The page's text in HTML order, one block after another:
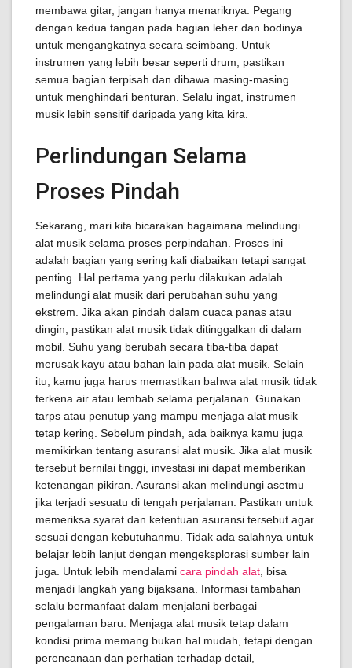
membawa gitar, jangan hanya menariknya. Pegang
dengan kedua tangan pada bagian leher dan bodinya
untuk mengangkatnya secara seimbang. Untuk
instrumen yang lebih besar seperti drum, pastikan
semua bagian terpisah dan dibawa masing-masing
untuk menghindari benturan. Selalu ingat, instrumen
musik lebih sensitif daripada yang kita kira.
Perlindungan Selama
Proses Pindah
Sekarang, mari kita bicarakan bagaimana melindungi
alat musik selama proses perpindahan. Proses ini
adalah bagian yang sering kali diabaikan tetapi sangat
penting. Hal pertama yang perlu dilakukan adalah
melindungi alat musik dari perubahan suhu yang
ekstrem. Jika akan pindah dalam cuaca panas atau
dingin, pastikan alat musik tidak ditinggalkan di dalam
mobil. Suhu yang berubah secara tiba-tiba dapat
merusak kayu atau bahan lain pada alat musik. Selain
itu, kamu juga harus memastikan bahwa alat musik tidak
terkena air atau lembab selama perjalanan. Gunakan
tarps atau penutup yang mampu menjaga alat musik
tetap kering. Sebelum pindah, ada baiknya kamu juga
memikirkan tentang asuransi alat musik. Jika alat musik
tersebut bernilai tinggi, investasi ini dapat memberikan
ketenangan pikiran. Asuransi akan melindungi asetmu
jika terjadi sesuatu di tengah perjalanan. Pastikan untuk
memeriksa syarat dan ketentuan asuransi tersebut agar
sesuai dengan kebutuhanmu. Tidak ada salahnya untuk
belajar lebih lanjut dengan mengeksplorasi sumber lain
juga. Untuk lebih mendalami cara pindah alat , bisa
menjadi langkah yang bijaksana. Informasi tambahan
selalu bermanfaat dalam menjalani berbagai
pengalaman baru. Menjaga alat musik tetap dalam
kondisi prima memang bukan hal mudah, tetapi dengan
perencanaan dan perhatian terhadap detail,